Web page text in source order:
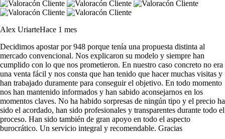
Alex UriarteHace 1 mes
Decidimos apostar por 948 porque tenía una propuesta distinta al
mercado convencional. Nos explicaron su modelo y siempre han
cumplido con lo que nos prometieron. En nuestro caso concreto no era
una venta fácil y nos consta que han tenido que hacer muchas visitas y
han trabajado duramente para conseguir el objetivo. En todo momento
nos han mantenido informados y han sabido aconsejarnos en los
momentos claves. No ha habido sorpresas de ningún tipo y el precio ha
sido el acordado, han sido profesionales y transparentes durante todo el
proceso. Han sido también de gran apoyo en todo el aspecto
burocrático. Un servicio integral y recomendable. Gracias